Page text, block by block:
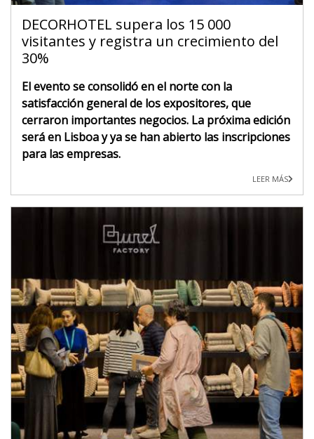
DECORHOTEL supera los 15 000
visitantes y registra un crecimiento del
30%
El evento se consolidó en el norte con la
satisfacción general de los expositores, que
cerraron importantes negocios. La próxima edición
será en Lisboa y ya se han abierto las inscripciones
para las empresas.
LEER MÁS